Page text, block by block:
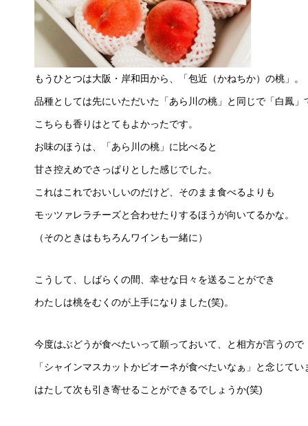
もうひとつは大阪・岸和田から、「包近（かねちか）の桃」。
品種としては先にいただいた「あら川の桃」と同じで「白鳳」
こちらも香りはとてもよかったです。
お味のほうは、「あら川の桃」に比べると
甘さ控えめでさっぱりとした感じでした。
これはこれでおいしいのだけど、そのまま食べるよりも
モッツァレラチーズと合わせたりするほうが向いてるかな。
（そのときはもちろんワインも一緒に）
こうして、しばらくの間、幸せな日々を送ることができ
わたしは桃をむくのが上手になりました(笑)。
今度はぶどうが食べたいって願っておいて、と相方が言うので
「シャインマスカットかピオーネが食べたいなぁ」と念じてい
はたして次も引き寄せることができるでしょうか(笑)